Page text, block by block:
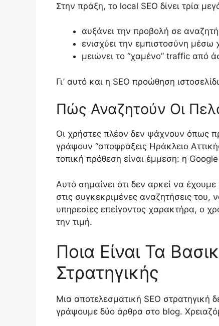
Στην πράξη, το local SEO δίνει τρία
αυξάνει την προβολή σε
ενισχύει την εμπιστοσύνη
μειώνει το “χαμένο” traffic από
Γι’ αυτό και η SEO προώθηση
Πώς Αναζητούν Οι
Οι χρήστες πλέον δεν ψάχνουν όπως
γράψουν “αποφράξεις Ηράκλειο
τοπική πρόθεση είναι έμμεση: η
Αυτό σημαίνει ότι δεν αρκεί να
στις συγκεκριμένες αναζητήσεις
υπηρεσίες επείγοντος χαρακτήρα, ο
την τιμή.
Ποια Είναι Τα
Στρατηγικής
Μια αποτελεσματική SEO στρατηγική
γράψουμε δύο άρθρα στο blog.